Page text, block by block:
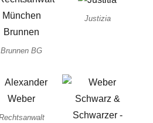
Brunnen BG
Justizia